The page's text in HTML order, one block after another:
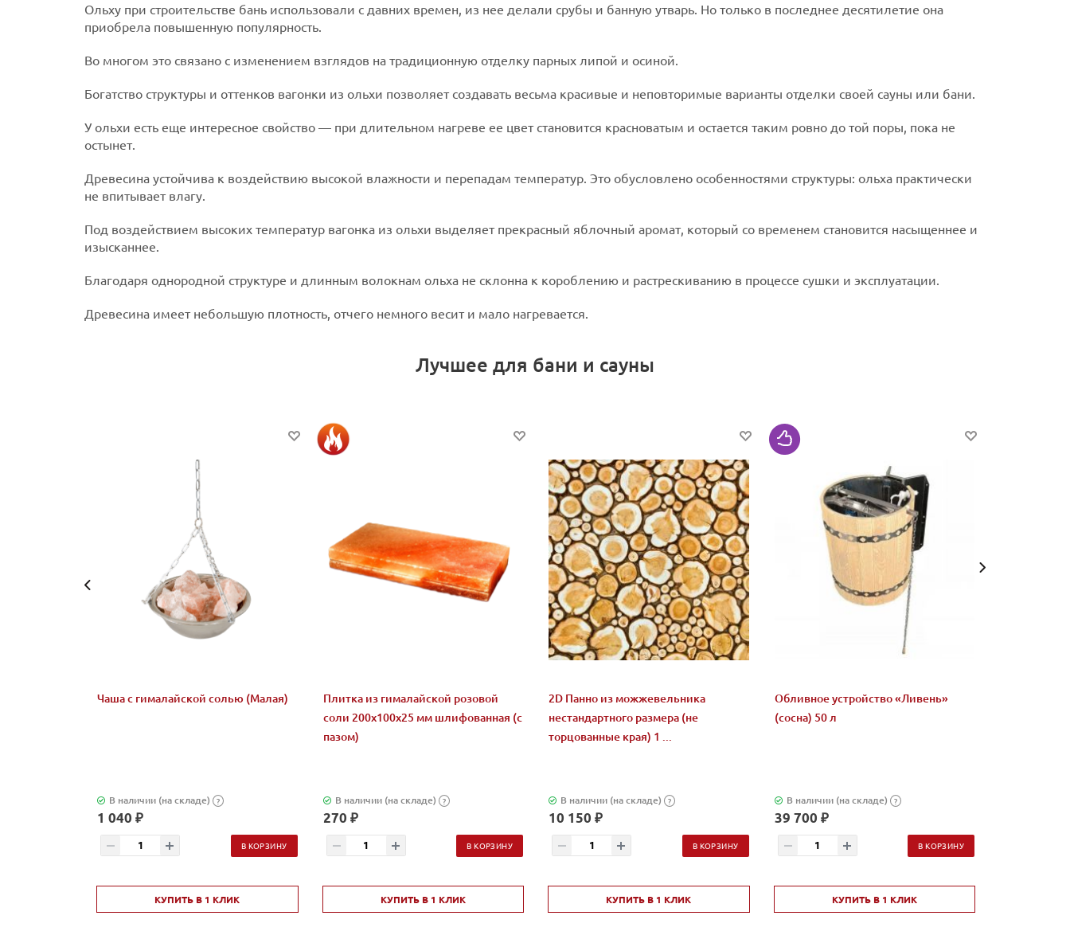
Ольху при строительстве бань использовали с давних времен, из нее делали срубы и банную утварь. Но только в последнее десятилетие она
приобрела повышенную популярность.
Во многом это связано с изменением взглядов на традиционную отделку парных липой и осиной.
Богатство структуры и оттенков вагонки из ольхи позволяет создавать весьма красивые и неповторимые варианты отделки своей сауны или бани.
У ольхи есть еще интересное свойство — при длительном нагреве ее цвет становится красноватым и остается таким ровно до той поры, пока не
остынет.
Древесина устойчива к воздействию высокой влажности и перепадам температур. Это обусловлено особенностями структуры: ольха практически
не впитывает влагу.
Под воздействием высоких температур вагонка из ольхи выделяет прекрасный яблочный аромат, который со временем становится насыщеннее и
изысканнее.
Благодаря однородной структуре и длинным волокнам ольха не склонна к короблению и растрескиванию в процессе сушки и эксплуатации.
Древесина имеет небольшую плотность, отчего немного весит и мало нагревается.
Лучшее для бани и сауны
Чаша с гималайской солью (Малая)
В наличии (на складе) ?
1 040 ₽
В КОРЗИНУ
КУПИТЬ В 1 КЛИК
Плитка из гималайской розовой
соли 200x100x25 мм шлифованная (с
пазом)
В наличии (на складе) ?
270 ₽
В КОРЗИНУ
КУПИТЬ В 1 КЛИК
2D Панно из можжевельника
нестандартного размера (не
торцованные края) 1 ...
В наличии (на складе) ?
10 150 ₽
В КОРЗИНУ
КУПИТЬ В 1 КЛИК
Обливное устройство «Ливень»
(сосна) 50 л
В наличии (на складе) ?
39 700 ₽
В КОРЗИНУ
КУПИТЬ В 1 КЛИК